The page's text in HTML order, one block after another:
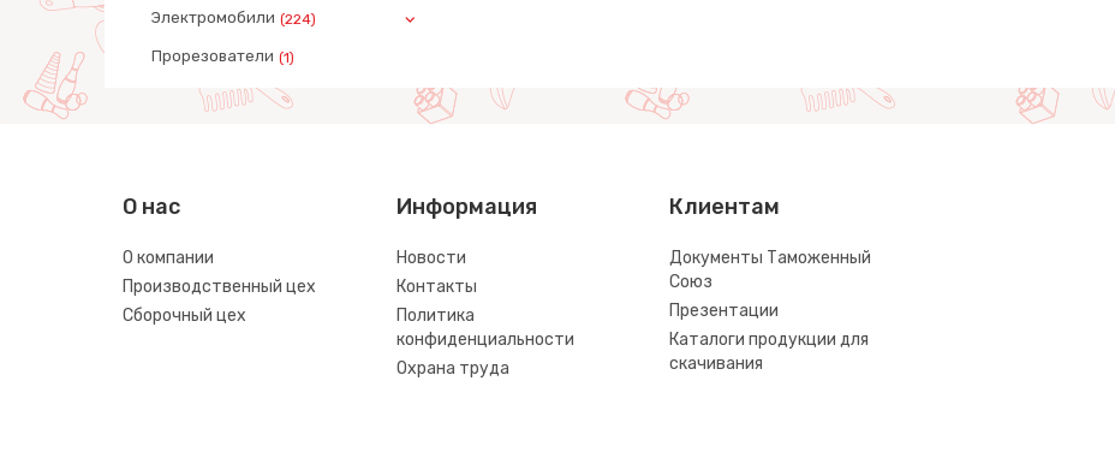
Электромобили (224)
Прорезователи (1)
О нас
О компании
Производственный цех
Сборочный цех
Информация
Новости
Контакты
Политика
конфиденциальности
Охрана труда
Клиентам
Документы Таможенный
Союз
Презентации
Каталоги продукции для
скачивания